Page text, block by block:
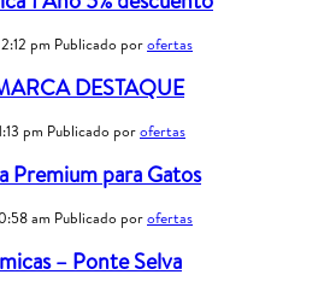
pm Publicado porofertas
DESTAQUE
pm Publicado porofertas
Premium para Gatos
am Publicado porofertas
– Ponte Selva